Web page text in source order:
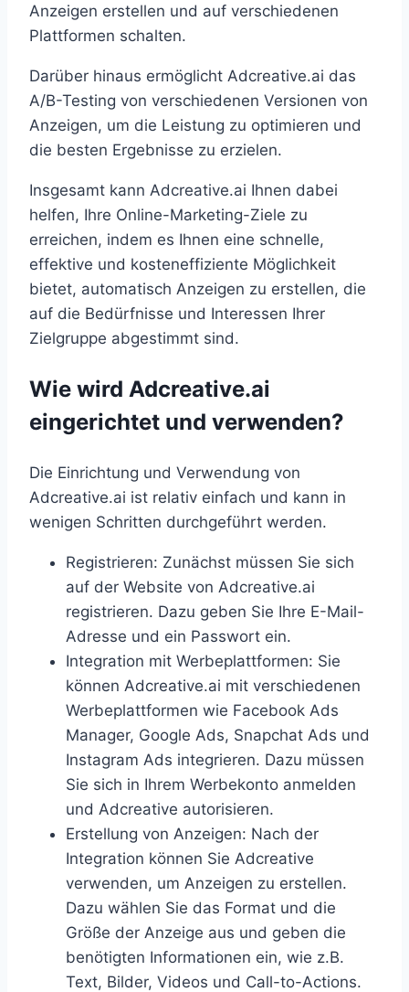
Anzeigen erstellen und auf verschiedenen
Plattformen schalten.
Darüber hinaus ermöglicht Adcreative.ai das
A/B-Testing von verschiedenen Versionen von
Anzeigen, um die Leistung zu optimieren und
die besten Ergebnisse zu erzielen.
Insgesamt kann Adcreative.ai Ihnen dabei
helfen, Ihre Online-Marketing-Ziele zu
erreichen, indem es Ihnen eine schnelle,
effektive und kosteneffiziente Möglichkeit
bietet, automatisch Anzeigen zu erstellen, die
auf die Bedürfnisse und Interessen Ihrer
Zielgruppe abgestimmt sind.
Wie wird Adcreative.ai
eingerichtet und verwenden?
Die Einrichtung und Verwendung von
Adcreative.ai ist relativ einfach und kann in
wenigen Schritten durchgeführt werden.
Registrieren: Zunächst müssen Sie sich
auf der Website von Adcreative.ai
registrieren. Dazu geben Sie Ihre E-Mail-
Adresse und ein Passwort ein.
Integration mit Werbeplattformen: Sie
können Adcreative.ai mit verschiedenen
Werbeplattformen wie Facebook Ads
Manager, Google Ads, Snapchat Ads und
Instagram Ads integrieren. Dazu müssen
Sie sich in Ihrem Werbekonto anmelden
und Adcreative autorisieren.
Erstellung von Anzeigen: Nach der
Integration können Sie Adcreative
verwenden, um Anzeigen zu erstellen.
Dazu wählen Sie das Format und die
Größe der Anzeige aus und geben die
benötigten Informationen ein, wie z.B.
Text, Bilder, Videos und Call-to-Actions.